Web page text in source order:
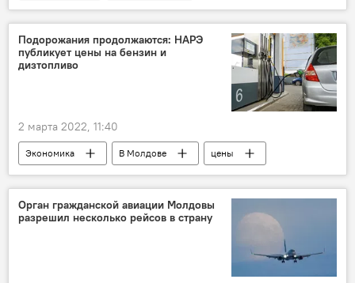
Приднестровье
Подорожания продолжаются: НАРЭ
публикует цены на бензин и
дизтопливо
2 марта 2022, 11:40
Экономика В Молдове
цены
бензин
дизтопливо
Орган гражданской авиации Молдовы
разрешил несколько рейсов в страну